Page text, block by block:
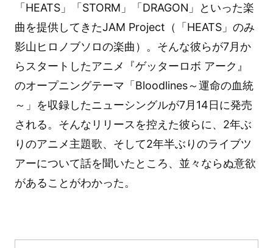
「HEATS」「STORM」「DRAGON」といった楽
曲を提供してきたJAM Project（「HEATS」のみ
影山ヒロノブソロの楽曲）。そんな彼らが7月か
らスタートしたアニメ『ゲッターロボ アーク』
のオープニングテーマ「Bloodlines～運命の血統
～」を収録したニューシングルが7月14日に発売
される。そんなリリースを控えた彼らに、2年ぶ
りのアニメ主題歌、そして2年半ぶりのライブツ
アーについて話を聞いたところ、並々ならぬ意欲
があることがわかった。